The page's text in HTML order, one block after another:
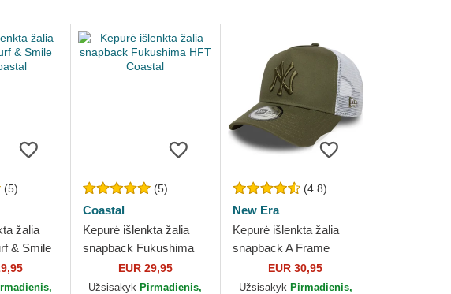
(5)
žalia
& Smile
(5)
Coastal
Kepurė išlenkta žalia
snapback Fukushima
HFT Coastal
EUR 29,95
Užsisakyk Pirmadienis,
(4.8)
New Era
Kepurė išlenkta žalia
snapback A Frame
League Essential New
York Yankees MLB New
EUR 30,95
Užsisakyk Pirmadienis,